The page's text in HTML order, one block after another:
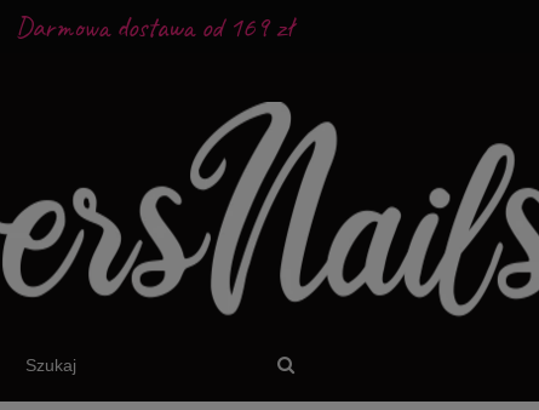
Darmowa dostawa od 169 zł